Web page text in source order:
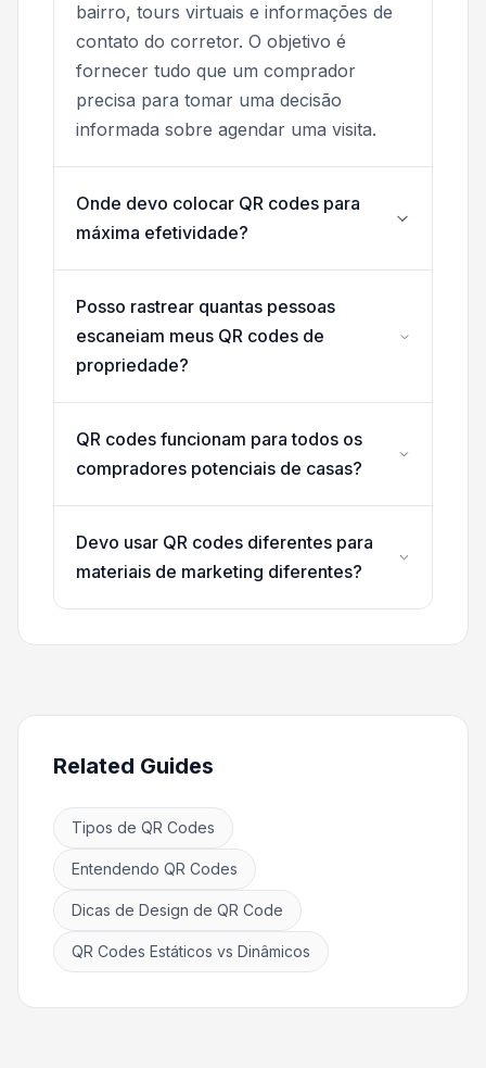
bairro, tours virtuais e informações de
contato do corretor. O objetivo é
fornecer tudo que um comprador
precisa para tomar uma decisão
informada sobre agendar uma visita.
Onde devo colocar QR codes para
máxima efetividade?
Posso rastrear quantas pessoas
escaneiam meus QR codes de
propriedade?
QR codes funcionam para todos os
compradores potenciais de casas?
Devo usar QR codes diferentes para
materiais de marketing diferentes?
Related Guides
Tipos de QR Codes
Entendendo QR Codes
Dicas de Design de QR Code
QR Codes Estáticos vs Dinâmicos